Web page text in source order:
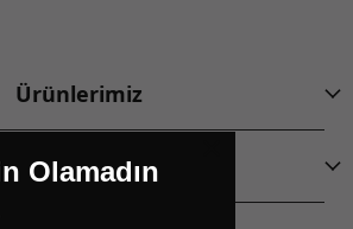
Ürünlerimiz
Şirketimiz
Olamadın